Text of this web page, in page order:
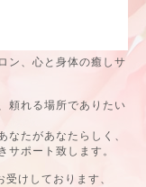
ン、心と身体の癒しサ
頼れる場所でありたい
たがあなたらしく、
サポート致します。
けしております、